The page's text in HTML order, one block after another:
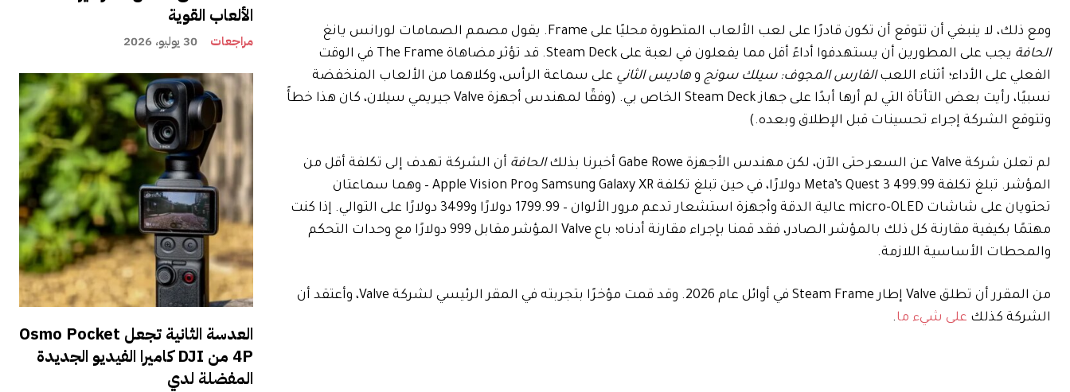
الألعاب القوية
مراجعات 30 يوليو، 2026
العدسة الثانية تجعل Osmo Pocket
4P من DJI كاميرا الفيديو الجديدة
المفضلة لدي
ومع ذلك، لا ينبغي أن تتوقع أن تكون قادرًا على لعب الألعاب المتطورة محليًا على Frame. يقول مصمم الصمامات لورانس يانغ
الحافة
يجب على المطورين أن يستهدفوا أداءً أقل مما يفعلون في لعبة على Steam Deck. قد تؤثر مضاهاة The Frame في الوقت
الفعلي على الأداء؛ أثناء اللعبالفارس المجوف: سيلك سونج و هاديس الثاني على سماعة الرأس، وكلاهما من الألعاب المنخفضة
نسبيًا، رأيت بعض التأتأة التي لم أرها أبدًا على جهاز Steam Deck الخاص بي. (وفقًا لمهندس أجهزة Valve جيريمي سيلان، كان هذا خطأً
وتتوقع الشركة إجراء تحسينات قبل الإطلاق وبعده.)
لم تعلن شركة Valve عن السعر حتى الآن، لكن مهندس الأجهزة Gabe Rowe أخبرنا بذلك الحافة أن الشركة تهدف إلى تكلفة أقل من
المؤشر. تبلغ تكلفة Meta’s Quest 3 499.99 دولارًا، في حين تبلغ تكلفة Samsung Galaxy XR وApple Vision Pro – وهما سماعتان
تحتويان على شاشات micro-OLED عالية الدقة وأجهزة استشعار تدعم مرور الألوان – 1799.99 دولارًا و3499 دولارًا على التوالي. إذا كنت
مهتمًا بكيفية مقارنة كل ذلك بالمؤشر الصادر، فقد قمنا بإجراء مقارنة أدناه؛ باع Valve المؤشر مقابل 999 دولارًا مع وحدات التحكم
والمحطات الأساسية اللازمة.
من المقرر أن تطلق Valve إطار Steam Frame في أوائل عام 2026. وقد قمت مؤخرًا بتجربته في المقر الرئيسي لشركة Valve، وأعتقد أن
الشركة كذلك على شيء ما.